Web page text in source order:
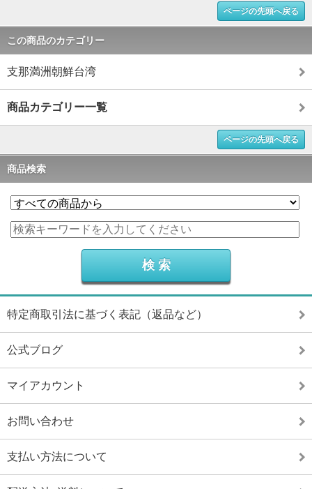
ページの先頭へ戻る
この商品のカテゴリー
支那満洲朝鮮台湾
商品カテゴリー一覧
ページの先頭へ戻る
商品検索
特定商取引法に基づく表記（返品など）
公式ブログ
マイアカウント
お問い合わせ
支払い方法について